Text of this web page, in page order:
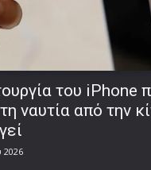
του iPhone
ναυτία από την
2026